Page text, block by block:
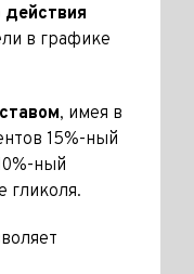
в графике
, имея в
15%-ный
ный
гликоля.